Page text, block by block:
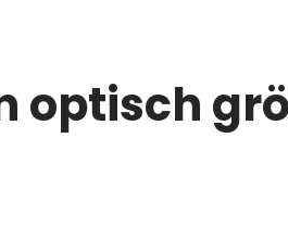
optisch